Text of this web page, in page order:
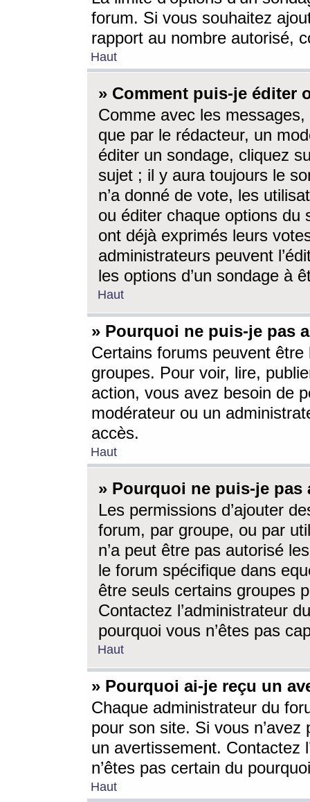
forum. Si vous souhaitez
rapport au nombre autorisé,
Haut
» Comment puis-je éditer
Comme avec les
que par le rédacteur, un
éditer un sondage, cliquez
sujet ; il y aura toujours le
n’a donné de vote, les
ou éditer chaque options du
ont déjà exprimés leurs
administrateurs peuvent
les options d’un sondage à
Haut
» Pourquoi ne puis-je pas
Certains forums peuvent être
groupes. Pour voir, lire,
action, vous avez besoin de
modérateur ou un
accès.
Haut
» Pourquoi ne puis-je
Les permissions d’ajouter
forum, par groupe, ou par
n’a peut être pas autorisé
le forum spécifique dans
être seuls certains groupes
Contactez l’administrateur
pourquoi vous n’êtes pas
Haut
» Pourquoi ai-je reçu un
Chaque administrateur du
pour son site. Si vous
un avertissement. Contactez
n’êtes pas certain du
Haut